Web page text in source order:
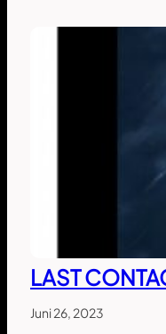
LAST
Juni 26, 2023